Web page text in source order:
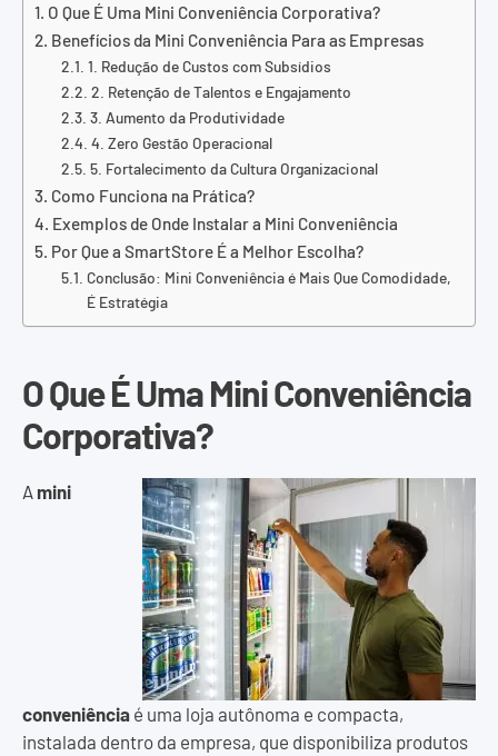
O Que É Uma Mini Conveniência Corporativa?
Benefícios da Mini Conveniência Para as Empresas
1. Redução de Custos com Subsídios
2. Retenção de Talentos e Engajamento
3. Aumento da Produtividade
4. Zero Gestão Operacional
5. Fortalecimento da Cultura Organizacional
Como Funciona na Prática?
Exemplos de Onde Instalar a Mini Conveniência
Por Que a SmartStore É a Melhor Escolha?
Conclusão: Mini Conveniência é Mais Que Comodidade,
É Estratégia
O Que É Uma Mini Conveniência
Corporativa?
A mini
conveniência é uma loja autônoma e compacta,
instalada dentro da empresa, que disponibiliza produtos